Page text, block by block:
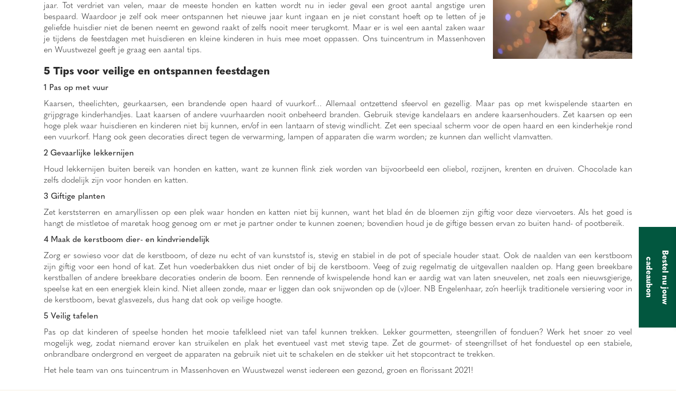
jaar. Tot verdriet van velen, maar de meeste honden en katten wordt nu in ieder geval een groot aantal angstige uren
bespaard. Waardoor je zelf ook meer ontspannen het nieuwe jaar kunt ingaan en je niet constant hoeft op te letten of je
geliefde huisdier niet de benen neemt en gewond raakt of zelfs nooit meer terugkomt. Maar er is wel een aantal zaken waar
je tijdens de feestdagen met huisdieren en kleine kinderen in huis mee moet oppassen. Ons tuincentrum in Massenhoven
en Wuustwezel geeft je graag een aantal tips.
5 Tips voor veilige en ontspannen feestdagen
1 Pas op met vuur
Kaarsen, theelichten, geurkaarsen, een brandende open haard of vuurkorf… Allemaal ontzettend sfeervol en gezellig. Maar pas op met kwispelende staarten en
grijpgrage kinderhandjes. Laat kaarsen of andere vuurhaarden nooit onbeheerd branden. Gebruik stevige kandelaars en andere kaarsenhouders. Zet kaarsen op een
hoge plek waar huisdieren en kinderen niet bij kunnen, en/of in een lantaarn of stevig windlicht. Zet een speciaal scherm voor de open haard en een kinderhekje rond
een vuurkorf. Hang ook geen decoraties direct tegen de verwarming, lampen of apparaten die warm worden; ze kunnen dan wellicht vlamvatten.
2 Gevaarlijke lekkernijen
Houd lekkernijen buiten bereik van honden en katten, want ze kunnen flink ziek worden van bijvoorbeeld een oliebol, rozijnen, krenten en druiven. Chocolade kan
zelfs dodelijk zijn voor honden en katten.
3 Giftige planten
Zet kerststerren en amaryllissen op een plek waar honden en katten niet bij kunnen, want het blad én de bloemen zijn giftig voor deze viervoeters. Als het goed is
hangt de mistletoe of maretak hoog genoeg om er met je partner onder te kunnen zoenen; bovendien houd je de giftige bessen ervan zo buiten hand- of pootbereik.
4 Maak de kerstboom dier- en kindvriendelijk
Zorg er sowieso voor dat de kerstboom, of deze nu echt of van kunststof is, stevig en stabiel in de pot of speciale houder staat. Ook de naalden van een kerstboom
zijn giftig voor een hond of kat. Zet hun voederbakken dus niet onder of bij de kerstboom. Veeg of zuig regelmatig de uitgevallen naalden op. Hang geen breekbare
kerstballen of andere breekbare decoraties onderin de boom. Een rennende of kwispelende hond kan er aardig wat van laten sneuvelen, net zoals een nieuwsgierige,
speelse kat en een energiek klein kind. Niet alleen zonde, maar er liggen dan ook snijwonden op de (v)loer. NB Engelenhaar, zo’n heerlijk traditionele versiering voor in
de kerstboom, bevat glasvezels, dus hang dat ook op veilige hoogte.
5 Veilig tafelen
Pas op dat kinderen of speelse honden het mooie tafelkleed niet van tafel kunnen trekken. Lekker gourmetten, steengrillen of fonduen? Werk het snoer zo veel
mogelijk weg, zodat niemand erover kan struikelen en plak het eventueel vast met stevig tape. Zet de gourmet- of steengrillset of het fonduestel op een stabiele,
onbrandbare ondergrond en vergeet de apparaten na gebruik niet uit te schakelen en de stekker uit het stopcontract te trekken.
Het hele team van ons tuincentrum in Massenhoven en Wuustwezel wenst iedereen een gezond, groen en florissant 2021!
B
e
s
t
e
l
n
u
j
o
u
w
ca
d
e
a
u
b
o
n